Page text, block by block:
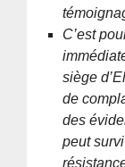
C’est
siège
de
des
peut